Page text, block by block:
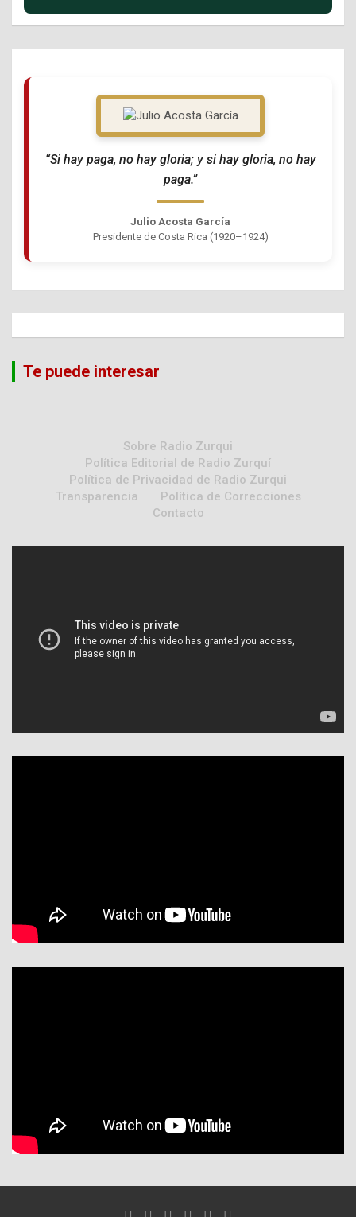
“Si hay paga, no hay gloria; y si hay gloria, no hay
paga.”
Julio Acosta García
Presidente de Costa Rica (1920–1924)
Te puede interesar
Sobre Radio Zurqui
Política Editorial de Radio Zurquí
Política de Privacidad de Radio Zurqui
Transparencia
Política de Correcciones
Contacto